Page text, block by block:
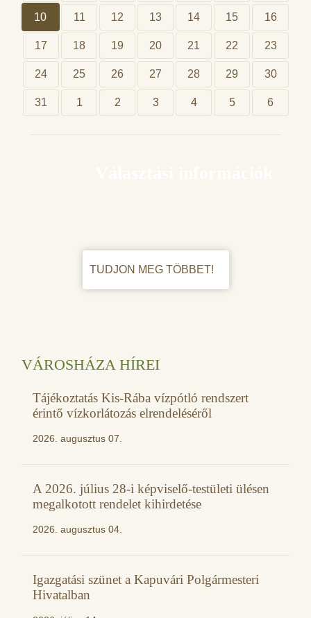
10 11 12 13 14 15 16
17 18 19 20 21 22 23
24 25 26 27 28 29 30
31 1 2 3 4 5 6
TUDJON MEG TÖBBET!
VÁROSHÁZA HÍREI
Tájékoztatás Kis-Rába vízpótló rendszert
érintő vízkorlátozás elrendeléséről
2026. augusztus 07.
A 2026. július 28-i képviselő-testületi ülésen
megalkotott rendelet kihirdetése
2026. augusztus 04.
Igazgatási szünet a Kapuvári Polgármesteri
Hivatalban